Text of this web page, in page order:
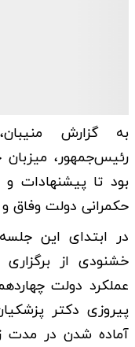
به گزارش
رئیس‌جمهور، میزبان
بود تا پیشنهادات
حکمرانی دولت وفاق و
در ابتدای این
خشنودی از
عملکرد دولت
پیروزی دکتر
آماده شدن در مدت